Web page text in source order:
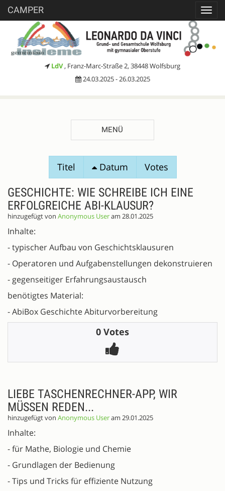
CAMPER
LdV , Franz-Marc-Straße 2, 38448 Wolfsburg
24.03.2025 - 26.03.2025
MENÜ
SESSIONVORSCHLÄGE
Titel Datum Votes
GESCHICHTE: WIE SCHREIBE ICH EINE
ERFOLGREICHE ABI-KLAUSUR?
hinzugefügt von Anonymous Useram 28.01.2025
Inhalte:
- typischer Aufbau von Geschichtsklausuren
- Operatoren und Aufgabenstellungen dekonstruieren
- gegenseitiger Erfahrungsaustausch
benötigtes Material:
- AbiBox Geschichte Abiturvorbereitung
0 Votes
LIEBE TASCHENRECHNER-APP, WIR
MÜSSEN REDEN...
hinzugefügt von Anonymous Useram 29.01.2025
Inhalte:
- für Mathe, Biologie und Chemie
- Grundlagen der Bedienung
- Tips und Tricks für effiziente Nutzung